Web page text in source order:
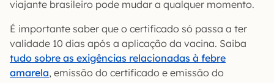
viajante brasileiro pode mudar a qualquer momento.
É importante saber que o certificado só passa a ter
validade 10 dias após a aplicação da vacina. Saiba
tudo sobre as exigências relacionadas à febre
amarela, emissão do certificado e emissão do